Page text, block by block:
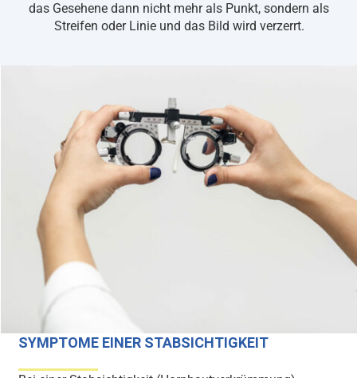
das Gesehene dann nicht mehr als Punkt, sondern als
Streifen oder Linie und das Bild wird verzerrt.
SYMPTOME EINER STABSICHTIGKEIT